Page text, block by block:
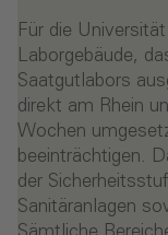
Für die
Laborgebäude,
Saatgutlabors
direkt am Rhein
Wochen
beeinträchtigen.
der
Sanitäranlagen